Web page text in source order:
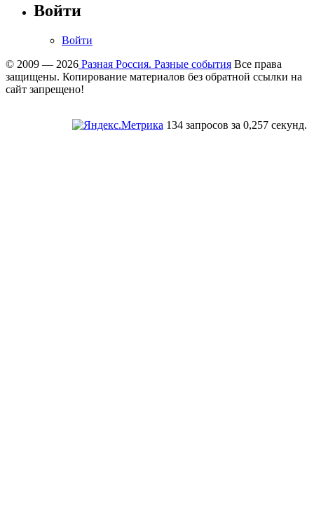
Войти
Войти
© 2009 — 2026 Разная Россия. Разные события Все права
защищены. Копирование материалов без обратной ссылки на
сайт запрещено!
134 запросов за 0,257 секунд.